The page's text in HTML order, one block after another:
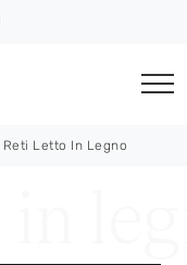
Reti Letto In Legno